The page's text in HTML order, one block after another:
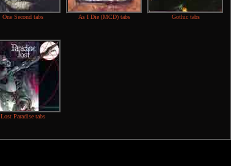
One Second tabs As I Die (MCD) tabs Gothic tabs
Lost Paradise tabs